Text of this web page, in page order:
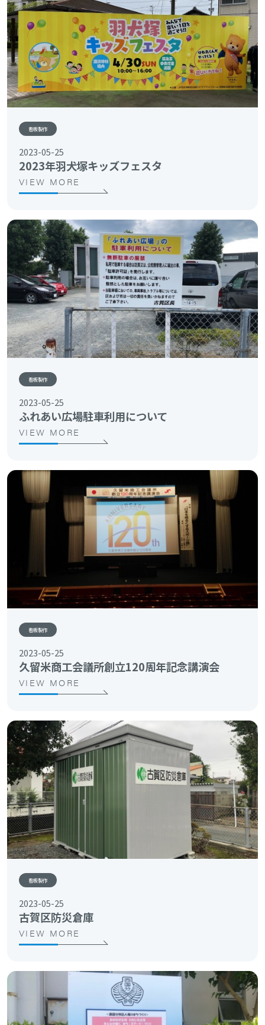
看板製作
2023-05-25
2023年羽犬塚キッズフェスタ
VIEW MORE
看板製作
2023-05-25
ふれあい広場駐車利用について
VIEW MORE
看板製作
2023-05-25
久留米商工会議所創立120周年記念講演会
VIEW MORE
看板製作
2023-05-25
古賀区防災倉庫
VIEW MORE